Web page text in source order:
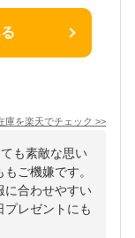
庫を楽天でチェック >>
も素敵な思い
ご機嫌です。
に合わせやすい
レゼントにも